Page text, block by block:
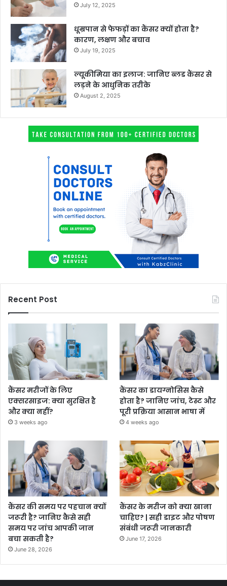
July 12, 2025
धूम्रपान से फेफड़ों का कैंसर क्यों होता है?
कारण, लक्षण और बचाव
July 19, 2025
ल्यूकीमिया का इलाज: जानिए ब्लड कैंसर से
लड़ने के आधुनिक तरीके
August 2, 2025
Recent Post
कैंसर मरीजों के लिए
एक्सरसाइज: क्या सुरक्षित है
और क्या नहीं?
3 weeks ago
कैंसर का डायग्नोसिस कैसे
होता है? जानिए जांच, टेस्ट और
पूरी प्रक्रिया आसान भाषा में
4 weeks ago
कैंसर की समय पर पहचान क्यों
जरूरी है? जानिए कैसे सही
समय पर जांच आपकी जान
बचा सकती है?
June 28, 2026
कैंसर के मरीज को क्या खाना
चाहिए? | सही डाइट और पोषण
संबंधी जरूरी जानकारी
June 17, 2026